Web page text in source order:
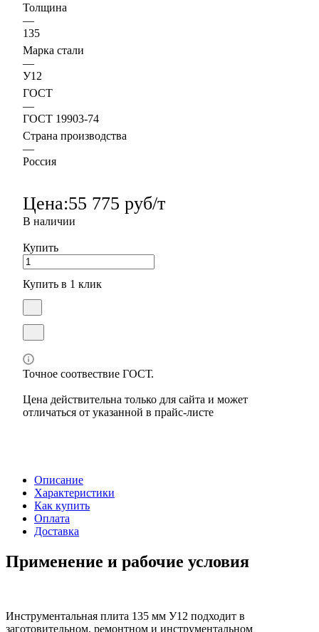
Толщина
—
135
Марка стали
—
У12
ГОСТ
—
ГОСТ 19903-74
Страна производства
—
Россия
Цена:55 775 руб/т
В наличии
Купить
Купить в 1 клик
Точное соотвествие ГОСТ.
Цена действительна только для сайта и может
отличаться от указанной в прайс-листе
Описание
Характеристики
Как купить
Оплата
Доставка
Применение и рабочие условия
Инструментальная плита 135 мм У12 подходит в
заготовительном, ремонтном и инструментальном